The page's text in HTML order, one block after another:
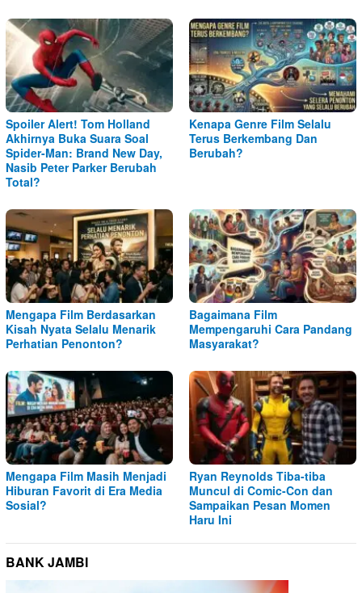
Spoiler Alert! Tom Holland
Akhirnya Buka Suara Soal
Spider-Man: Brand New Day,
Nasib Peter Parker Berubah
Total?
Kenapa Genre Film Selalu
Terus Berkembang Dan
Berubah?
Mengapa Film Berdasarkan
Kisah Nyata Selalu Menarik
Perhatian Penonton?
Bagaimana Film
Mempengaruhi Cara Pandang
Masyarakat?
Mengapa Film Masih Menjadi
Hiburan Favorit di Era Media
Sosial?
Ryan Reynolds Tiba-tiba
Muncul di Comic-Con dan
Sampaikan Pesan Momen
Haru Ini
BANK JAMBI